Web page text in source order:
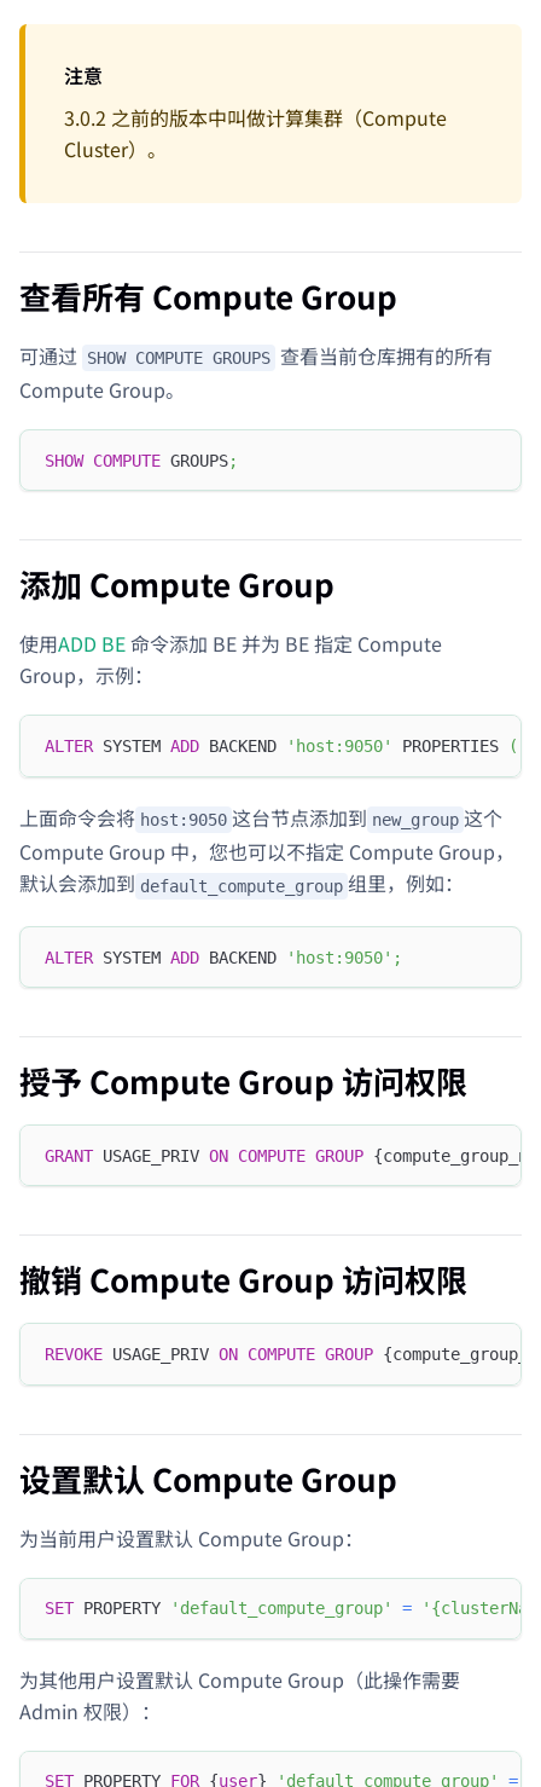
注意
3.0.2 之前的版本中叫做计算集群（Compute
Cluster）。
查看所有 Compute Group
可通过 SHOW COMPUTE GROUPS 查看当前仓库拥有的所有
Compute Group。
SHOW COMPUTE GROUPS;
添加 Compute Group
使用ADD BE命令添加 BE 并为 BE 指定 Compute
Group，示例：
ALTER SYSTEM ADD BACKEND 'host:9050' PROPERTIES (
上面命令会将 host:9050 这台节点添加到 new_group 这个
Compute Group 中，您也可以不指定 Compute Group，
默认会添加到 default_compute_group 组里，例如：
ALTER SYSTEM ADD BACKEND 'host:9050' ;
授予 Compute Group 访问权限
GRANT USAGE_PRIV ON COMPUTE GROUP
撤销 Compute Group 访问权限
REVOKE USAGE_PRIV ON COMPUTE GROUP
设置默认 Compute Group
为当前用户设置默认 Compute Group：
SET PROPERTY 'default_compute_group' =
为其他用户设置默认 Compute Group（此操作需要
Admin 权限）：
SET PROPERTY FOR {user} 'default_compute_group' =